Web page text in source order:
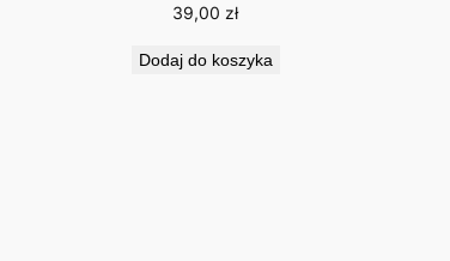
39,00 zł
Dodaj do koszyka